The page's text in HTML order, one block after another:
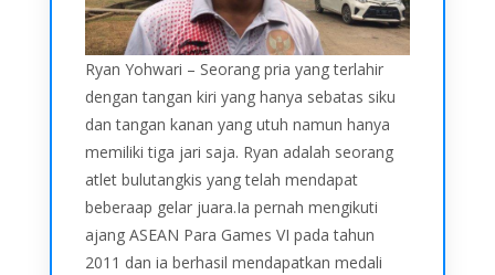
Ryan Yohwari – Seorang pria yang terlahir
dengan tangan kiri yang hanya sebatas siku
dan tangan kanan yang utuh namun hanya
memiliki tiga jari saja. Ryan adalah seorang
atlet bulutangkis yang telah mendapat
beberaap gelar juara.Ia pernah mengikuti
ajang ASEAN Para Games VI pada tahun
2011 dan ia berhasil mendapatkan medali